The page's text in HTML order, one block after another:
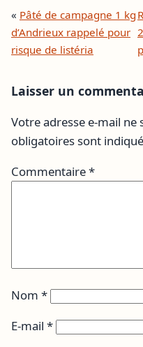
« Pâté de campagne 1 kg
d’Andrieux rappelé pour
risque de listéria
Laisser un
Votre adresse e-mail ne
obligatoires sont
Commentaire*
Nom *
E-mail *